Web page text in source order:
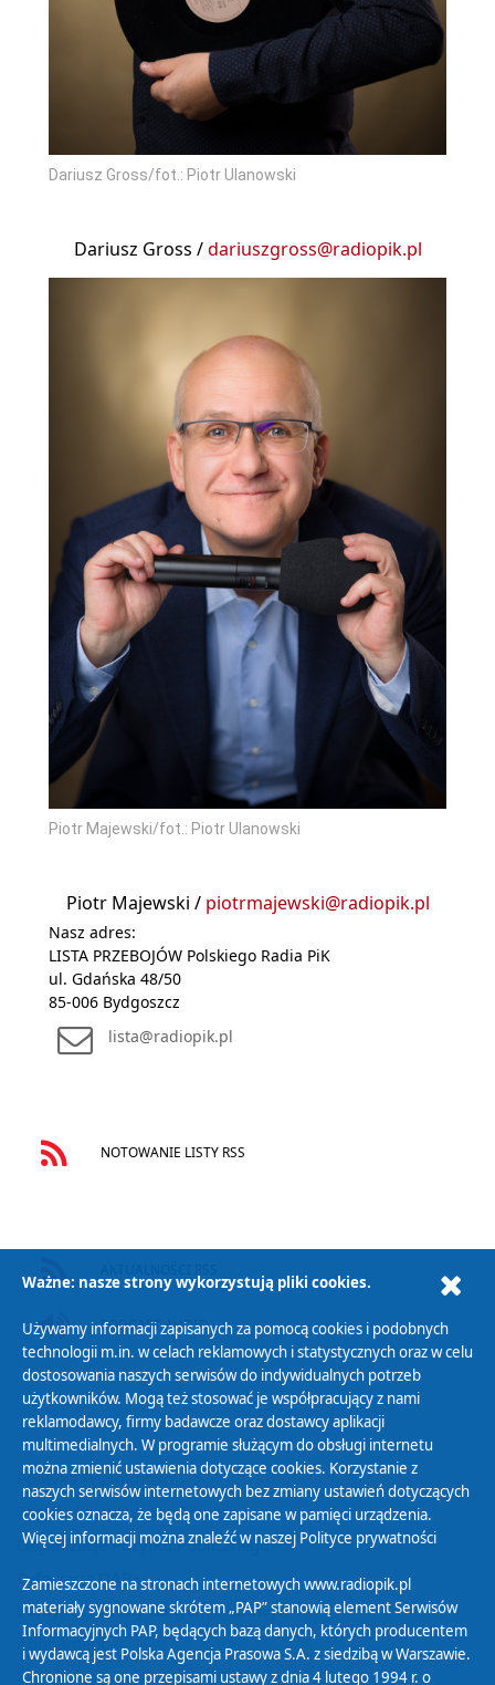
Dariusz Gross/fot.: Piotr Ulanowski
Dariusz Gross /dariuszgross@radiopik.pl
Piotr Majewski/fot.: Piotr Ulanowski
Piotr Majewski / piotrmajewski@radiopik.pl
Nasz adres:
LISTA PRZEBOJÓW Polskiego Radia PiK
ul. Gdańska 48/50
85-006 Bydgoszcz
lista@radiopik.pl
NOTOWANIE LISTY RSS
PODCAST AUDIO
Polityka Prywatności
Zasady korzystania z Serwisu
Organizacje Pożytku Publicznego
Cyfryzacja DAB+
Polityka ochrony danych osobowych
Abonament
Zamówienia publiczne
Ważne: nasze strony wykorzystują pliki cookies.
Używamy informacji zapisanych za pomocą cookies i podobnych
technologii m.in. w celach reklamowych i statystycznych oraz w celu
dostosowania naszych serwisów do indywidualnych potrzeb
użytkowników. Mogą też stosować je współpracujący z nami
reklamodawcy, firmy badawcze oraz dostawcy aplikacji
multimedialnych. W programie służącym do obsługi internetu
można zmienić ustawienia dotyczące cookies. Korzystanie z
naszych serwisów internetowych bez zmiany ustawień dotyczących
cookies oznacza, że będą one zapisane w pamięci urządzenia.
Więcej informacji można znaleźć w naszej Polityce prywatności
Zamieszczone na stronach internetowych www.radiopik.pl
materiały sygnowane skrótem „PAP” stanowią element Serwisów
Informacyjnych PAP, będących bazą danych, których producentem
i wydawcą jest Polska Agencja Prasowa S.A. z siedzibą w Warszawie.
Chronione są one przepisami ustawy z dnia 4 lutego 1994 r. o